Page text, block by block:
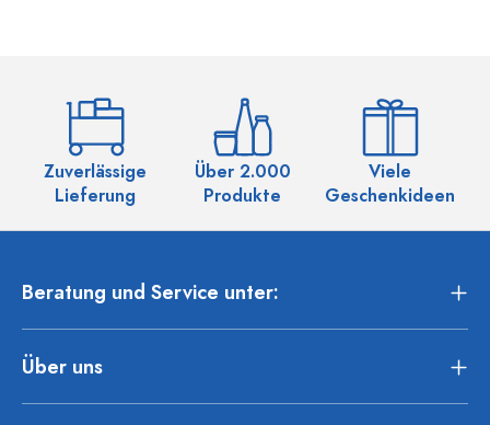
Zuverlässige
Lieferung
Über 2.000
Produkte
Viele
Geschenkideen
Beratung und Service unter:
Über uns